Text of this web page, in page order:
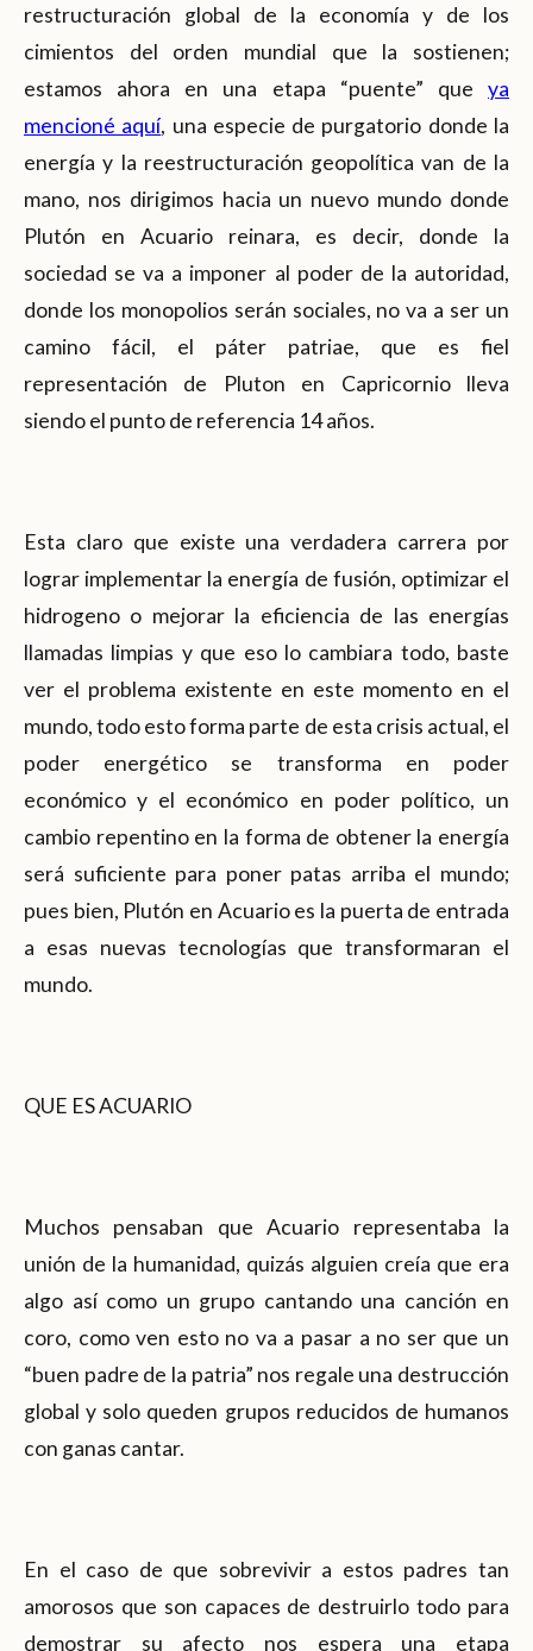
restructuración global de la economía y de los
cimientos del orden mundial que la sostienen;
estamos ahora en una etapa “puente” que ya
mencioné aquí, una especie de purgatorio donde la
energía y la reestructuración geopolítica van de la
mano, nos dirigimos hacia un nuevo mundo donde
Plutón en Acuario reinara, es decir, donde la
sociedad se va a imponer al poder de la autoridad,
donde los monopolios serán sociales, no va a ser un
camino fácil, el páter patriae, que es fiel
representación de Pluton en Capricornio lleva
siendo el punto de referencia 14 años.
Esta claro que existe una verdadera carrera por
lograr implementar la energía de fusión, optimizar el
hidrogeno o mejorar la eficiencia de las energías
llamadas limpias y que eso lo cambiara todo, baste
ver el problema existente en este momento en el
mundo, todo esto forma parte de esta crisis actual, el
poder energético se transforma en poder
económico y el económico en poder político, un
cambio repentino en la forma de obtener la energía
será suficiente para poner patas arriba el mundo;
pues bien, Plutón en Acuario es la puerta de entrada
a esas nuevas tecnologías que transformaran el
mundo.
QUE ES ACUARIO
Muchos pensaban que Acuario representaba la
unión de la humanidad, quizás alguien creía que era
algo así como un grupo cantando una canción en
coro, como ven esto no va a pasar a no ser que un
“buen padre de la patria” nos regale una destrucción
global y solo queden grupos reducidos de humanos
con ganas cantar.
En el caso de que sobrevivir a estos padres tan
amorosos que son capaces de destruirlo todo para
demostrar su afecto nos espera una etapa